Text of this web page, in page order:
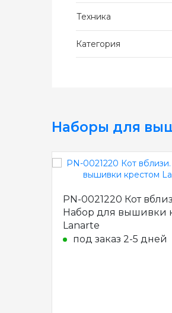
Техника
Категория
Наборы для
PN-0021220 Кот
Набор для вышивки
Lanarte
под заказ 2-5 дней